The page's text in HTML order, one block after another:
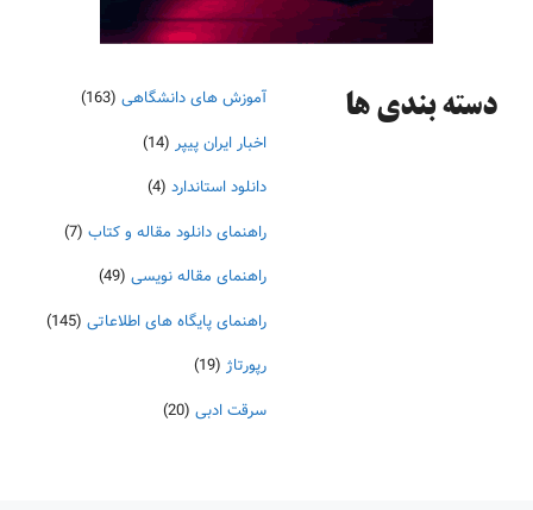
دسته‌ بندی ها آموزش های دانشگاهی (163)
اخبار ایران پیپر (14)
دانلود استاندارد (4)
راهنمای دانلود مقاله و کتاب (7)
راهنمای مقاله نویسی (49)
راهنمای پایگاه های اطلاعاتی (145)
رپورتاژ (19)
سرقت ادبی (20)